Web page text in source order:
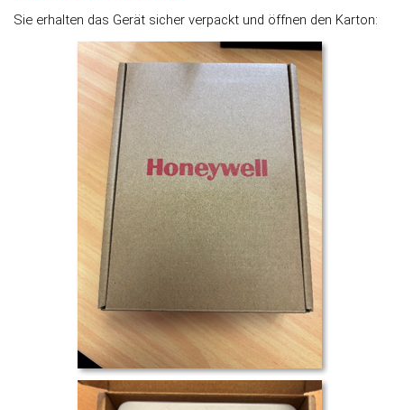
Sie erhalten das Gerät sicher verpackt und öffnen den Karton: